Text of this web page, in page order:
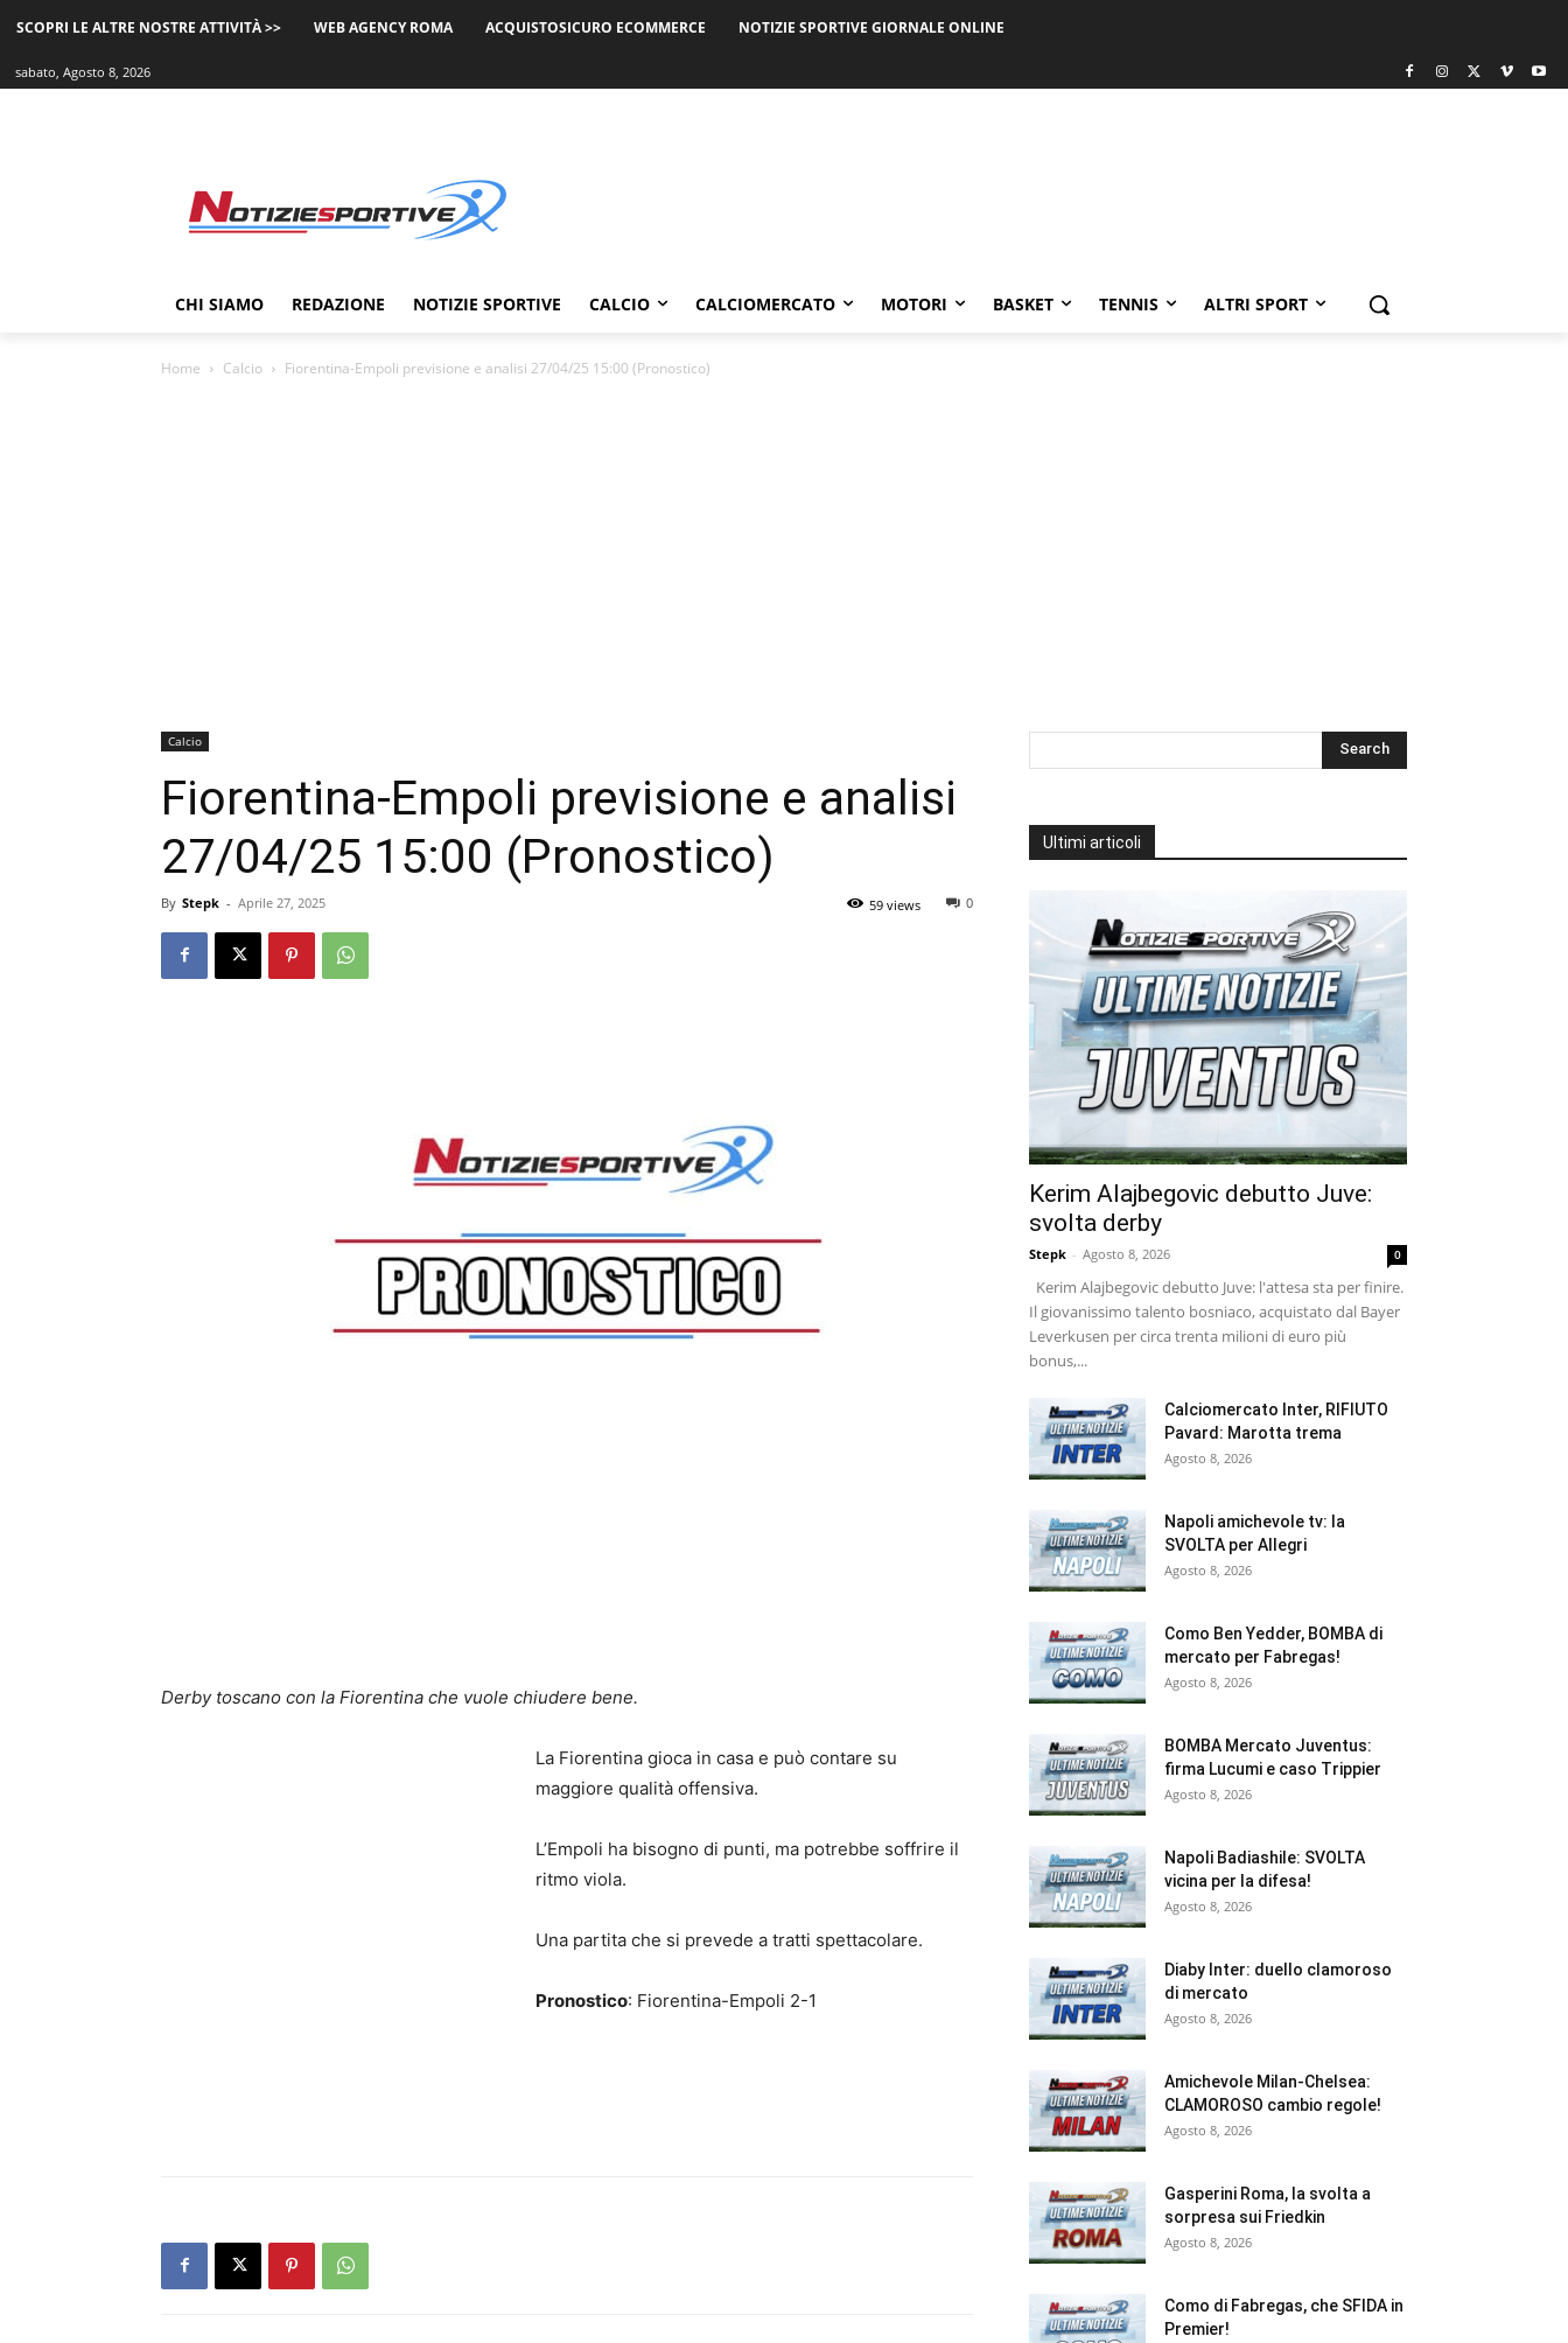
SCOPRI LE ALTRE NOSTRE ATTIVITÀ >> WEB AGENCY ROMA ACQUISTOSICURO ECOMMERCE NOTIZIE SPORTIVE GIORNALE ONLINE
sabato, Agosto 8, 2026
CHI SIAMO REDAZIONE NOTIZIE SPORTIVE CALCIO CALCIOMERCATO MOTORI BASKET TENNIS ALTRI SPORT
Home Calcio Fiorentina-Empoli previsione e analisi 27/04/25 15:00 (Pronostico)
Calcio
Fiorentina-Empoli previsione e analisi
27/04/25 15:00 (Pronostico)
By Stepk - Aprile 27, 2025 0
59 views
Derby toscano con la Fiorentina che vuole chiudere bene.
La Fiorentina gioca in casa e può contare su
maggiore qualità offensiva.
L’Empoli ha bisogno di punti, ma potrebbe soffrire il
ritmo viola.
Una partita che si prevede a tratti spettacolare.
Pronostico: Fiorentina-Empoli 2-1
Ultimi articoli
Kerim Alajbegovic debutto Juve:
svolta derby
Stepk - Agosto 8, 2026 0
Kerim Alajbegovic debutto Juve: l'attesa sta per finire.
Il giovanissimo talento bosniaco, acquistato dal Bayer
Leverkusen per circa trenta milioni di euro più
bonus,...
Calciomercato Inter, RIFIUTO
Pavard: Marotta trema
Agosto 8, 2026
Napoli amichevole tv: la
SVOLTA per Allegri
Agosto 8, 2026
Como Ben Yedder, BOMBA di
mercato per Fabregas!
Agosto 8, 2026
BOMBA Mercato Juventus:
firma Lucumi e caso Trippier
Agosto 8, 2026
Napoli Badiashile: SVOLTA
vicina per la difesa!
Agosto 8, 2026
Diaby Inter: duello clamoroso
di mercato
Agosto 8, 2026
Amichevole Milan-Chelsea:
CLAMOROSO cambio regole!
Agosto 8, 2026
Gasperini Roma, la svolta a
sorpresa sui Friedkin
Agosto 8, 2026
Como di Fabregas, che SFIDA in
Premier!